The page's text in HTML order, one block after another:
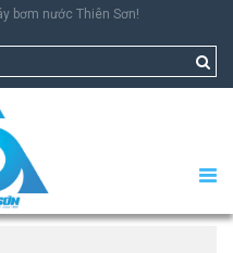
bơm nước Thiên Sơn!